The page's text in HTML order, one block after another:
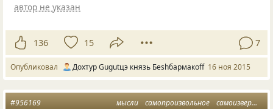
автор не указан
136 15 7
Опубликовал Дохтур Gugutцэ князь Беshбармакоff 16 ноя 2015
мысли самопроизвольное самоизвержение
#956169